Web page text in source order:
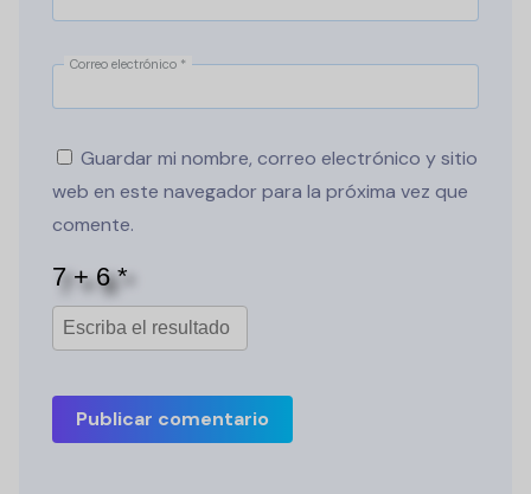
Correo electrónico *
Guardar mi nombre, correo electrónico y sitio
web en este navegador para la próxima vez que
comente.
Publicar comentario